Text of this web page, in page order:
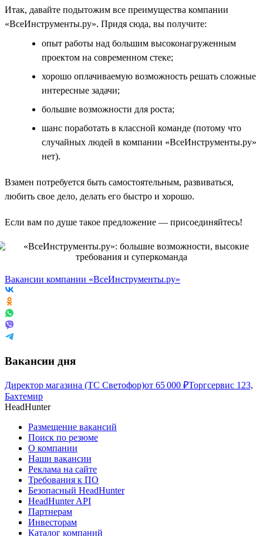
Итак, давайте подытожим все преимущества компании
«ВсеИнструменты.ру». Придя сюда, вы получите:
опыт работы над большим высоконагруженным
проектом на современном стеке;
хорошо оплачиваемую возможность решать сложные
интересные задачи;
большие возможности для роста;
шанс поработать в классной команде (потому что
случайных людей в компании «ВсеИнструменты.ру»
нет).
Взамен потребуется быть самостоятельным, развиваться,
любить свое дело, делать его быстро и хорошо.
Если вам по душе такое предложение — присоединяйтесь!
Вакансии компании «ВсеИнструменты.ру»
Вакансии дня
Директор магазина (ТС Светофор)от 65 000 ₽Торгсервис 123,
Бахтемир
HeadHunter
Размещение вакансий
Поиск по резюме
О компании
Наши вакансии
Реклама на сайте
Требования к ПО
Безопасный HeadHunter
HeadHunter API
Партнерам
Инвесторам
Каталог компаний